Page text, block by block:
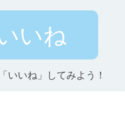
いね
いいね」してみよう！